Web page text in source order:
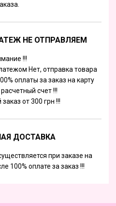
НЕ ОТПРАВЛЯЕМ
!!!
Нет, отправка товара
оплаты за заказ на карту
счет !!!
от 300 грн !!!
ДОСТАВКА
при заказе на
100% оплате за заказ !!!